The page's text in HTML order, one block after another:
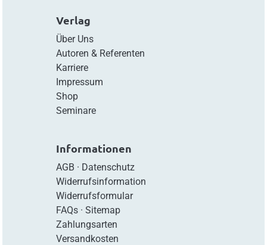
Verlag
Über Uns
Autoren & Referenten
Karriere
Impressum
Shop
Seminare
Informationen
AGB · Datenschutz
Widerrufsinformation
Widerrufsformular
FAQs· Sitemap
Zahlungsarten
Versandkosten